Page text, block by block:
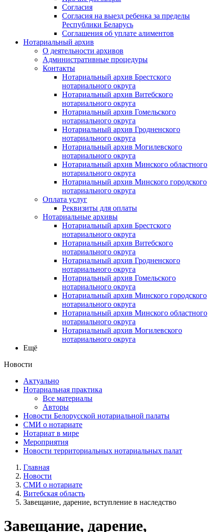
Согласия
Согласия на выезд ребенка за пределы
Республики Беларусь
Соглашения об уплате алиментов
Нотариальный архив
О деятельности архивов
Административные процедуры
Контакты
Нотариальный архив Брестского
нотариального округа
Нотариальный архив Витебского
нотариального округа
Нотариальный архив Гомельского
нотариального округа
Нотариальный архив Гродненского
нотариального округа
Нотариальный архив Могилевского
нотариального округа
Нотариальный архив Минского областного
нотариального округа
Нотариальный архив Минского городского
нотариального округа
Оплата услуг
Реквизиты для оплаты
Нотариальные архивы
Нотариальный архив Брестского
нотариального округа
Нотариальный архив Витебского
нотариального округа
Нотариальный архив Гродненского
нотариального округа
Нотариальный архив Гомельского
нотариального округа
Нотариальный архив Минского городского
нотариального округа
Нотариальный архив Минского областного
нотариального округа
Нотариальный архив Могилевского
нотариального округа
Ещё
Новости
Актуально
Нотариальная практика
Все материалы
Авторы
Новости Белорусской нотариальной палаты
СМИ о нотариате
Нотариат в мире
Мероприятия
Новости территориальных нотариальных палат
Главная
Новости
СМИ о нотариате
Витебская область
Завещание, дарение, вступление в наследство
Завещание, дарение,